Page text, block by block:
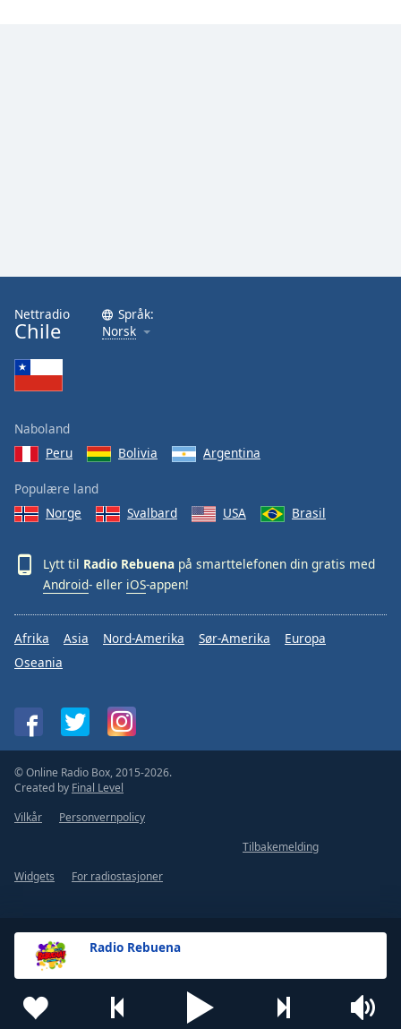
Radio Rebuena
Nettradio
Chile
Språk:
Norsk
Naboland
Peru
Bolivia Argentina
Populære land
Norge
Svalbard USA Brasil
Lytt til Radio Rebuena på smarttelefonen din gratis med
Android- eller iOS-appen!
Afrika Asia Nord-Amerika Sør-Amerika
Europa
Oseania
© Online Radio Box, 2015-2026.
Created by Final Level
Vilkår
Personvernpolicy
Tilbakemelding
Widgets
For radiostasjoner